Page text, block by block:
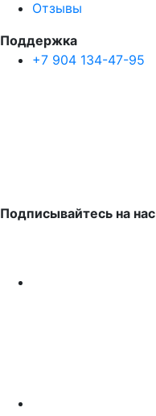
Отзывы
Поддержка
+7 904 134-47-95
Подписывайтесь на нас